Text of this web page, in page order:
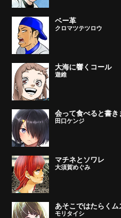
ベー革
クロマツテツロウ
大海に響くコール
遊維
田口ケンジ
マチネとソワレ
大須賀めぐみ
モリタイシ